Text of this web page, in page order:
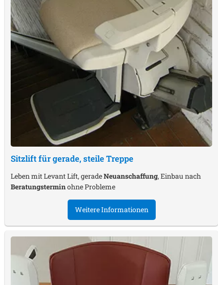
Sitzlift für gerade, steile Treppe
Leben mit Levant Lift, geradeNeuanschaffung, Einbau nach
Beratungsterminohne Probleme
Weitere Informationen